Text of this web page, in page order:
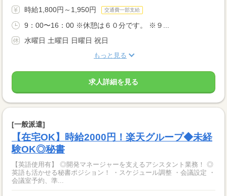
時給1,800円～1,950円 交通費一部支給
9：00〜16：00 ※休憩は６０分です。 ※９...
水曜日 土曜日 日曜日 祝日
もっと見る
求人詳細を見る
[一般派遣]
【在宅OK】時給2000円！楽天グループ◆未経
験OK◎秘書
【英語使用有】 ◎開発マネージャーを支えるアシスタント業務！ ◎
英語も活かせる秘書ポジション！ ・スケジュール調整 ・会議設定 ・
会議室予約、準...